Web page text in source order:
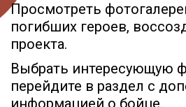
Просмотреть
погибших героев,
проекта.
Выбрать интересующую
перейдите в раздел с
информацией о бойце.